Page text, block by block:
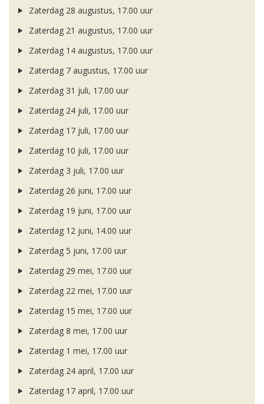
Zaterdag 28 augustus, 17.00 uur
Zaterdag 21 augustus, 17.00 uur
Zaterdag 14 augustus, 17.00 uur
Zaterdag 7 augustus, 17.00 uur
Zaterdag 31 juli, 17.00 uur
Zaterdag 24 juli, 17.00 uur
Zaterdag 17 juli, 17.00 uur
Zaterdag 10 juli, 17.00 uur
Zaterdag 3 juli, 17.00 uur
Zaterdag 26 juni, 17.00 uur
Zaterdag 19 juni, 17.00 uur
Zaterdag 12 juni, 14.00 uur
Zaterdag 5 juni, 17.00 uur
Zaterdag 29 mei, 17.00 uur
Zaterdag 22 mei, 17.00 uur
Zaterdag 15 mei, 17.00 uur
Zaterdag 8 mei, 17.00 uur
Zaterdag 1 mei, 17.00 uur
Zaterdag 24 april, 17.00 uur
Zaterdag 17 april, 17.00 uur